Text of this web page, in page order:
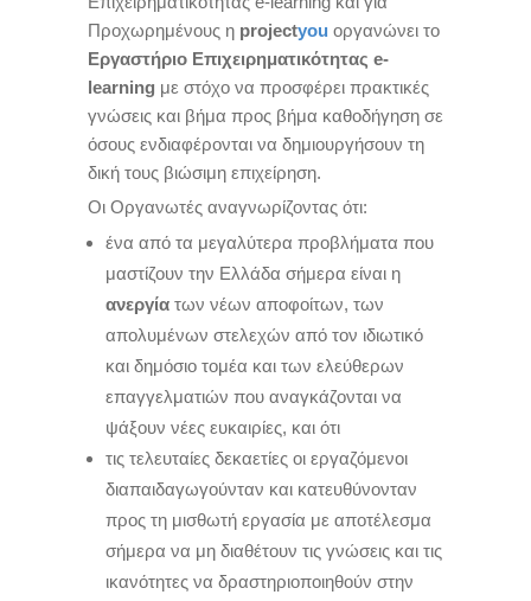
Προχωρημένους η projectyou οργανώνει το
Εργαστήριο Επιχειρηματικότητας e-
learning με στόχο να προσφέρει πρακτικές
γνώσεις και βήμα προς βήμα καθοδήγηση σε
όσους ενδιαφέρονται να δημιουργήσουν τη
δική τους βιώσιμη επιχείρηση.
Οι Οργανωτές αναγνωρίζοντας ότι:
ένα από τα μεγαλύτερα προβλήματα που
μαστίζουν την Ελλάδα σήμερα είναι η
ανεργία των νέων αποφοίτων, των
απολυμένων στελεχών από τον ιδιωτικό
και δημόσιο τομέα και των ελεύθερων
επαγγελματιών που αναγκάζονται να
ψάξουν νέες ευκαιρίες, και ότι
τις τελευταίες δεκαετίες οι εργαζόμενοι
διαπαιδαγωγούνταν και κατευθύνονταν
προς τη μισθωτή εργασία με αποτέλεσμα
σήμερα να μη διαθέτουν τις γνώσεις και τις
ικανότητες να δραστηριοποιηθούν στην